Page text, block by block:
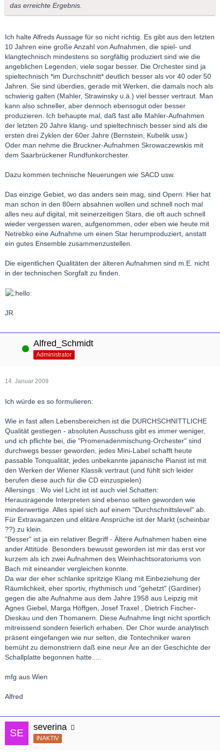
das erreichte Ergebnis.
Ich halte Alfreds Aussage für so nicht richtig. Es gibt aus den letzten
10 Jahren eine große Anzahl von Aufnahmen, die spiel- und
klangtechnisch mindestens so sorgfältig produziert sind wie die
angeblichen Legenden, viele sogar besser. Die Orchester sind ja
spieltechnisch *im Durchschnitt* deutlich besser als vor 40 oder 50
Jahren. Sie sind überdies, gerade mit Werken, die damals noch als
schwierig galten (Mahler, Strawinsky u.ä.) viel besser vertraut. Man
kann also schneller, aber dennoch ebensogut oder besser
produzieren. Ich behaupte mal, daß fast alle Mahler-Aufnahmen
der letzten 20 Jahre klang- und spieltechnisch besser sind als die
ersten drei Zyklen der 60er Jahre (Bernstein, Kubelik usw.)
Oder man nehme die Bruckner-Aufnahmen Skrowaczewskis mit
dem Saarbrückener Rundfunkorchester.
Dazu kommen technische Neuerungen wie SACD usw.
Das einzige Gebiet, wo das anders sein mag, sind Opern. Hier hat
man schon in den 80ern absahnen wollen und schnell noch mal
alles neu auf digital, mit seinerzeitigen Stars, die oft auch schnell
wieder vergessen waren, aufgenommen, oder eben wie heute mit
Netrebko eine Aufnahme um einen Star herumproduziert, anstatt
ein gutes Ensemble zusammenzustellen.
Die eigentlichen Qualitäten der älteren Aufnahmen sind m.E. nicht
in der technischen Sorgfalt zu finden.
JR
Online Alfred_Schmidt
Administrator
14. Januar 2009
Ich würde es so formulieren:
Wie in fast allen Lebensbereichen ist die DURCHSCHNITTLICHE
Qualität gestiegen - absoluten Ausschuss gibt es immer weniger,
und ich pflichte bei, die "Promenadenmischung-Orchester" sind
durchwegs besser geworden, jedes Mini-Label schafft heute
passable Tonqualität, jedes unbekannte japanische Pianist ist mit
den Werken der Wiener Klassik vertraut (und fühlt sich leider
berufen diese auch für die CD einzuspielen)
Allersings : Wo viel Licht ist ist auch viel Schatten:
Herausragende Interpreten sind ebenso selten geworden wie
minderwertige. Alles spiel sich auf einem "Durchschnittslevel" ab.
Für Extravaganzen und elitäre Ansprüche ist der Markt (scheinbar
??) zu klein.
"Besser" ist ja ein relativer Begriff - Ältere Aufnahmen haben eine
ander Attitüde. Besonders bewusst geworden ist mir das erst vor
kurzem als ich zwei Aufnahmen des Weinhachtsoratoriums von
Bach mit eineander vergleichen konnte.
Da war der eher schlanke spritzige Klang mit Einbeziehung der
Räumlichkeit, eher sportiv, rhythmisch und "gehetzt" (Gardiner)
gegen die alte Aufnahme aus dem Jahre 1958 aus Leipzig mit
Agnes Giebel, Marga Höffgen, Josef Traxel , Dietrich Fischer-
Dieskau und den Thomanern. Diese Aufnahme lingt nicht sportlich
mitreissend sondern feierlich erhaben. Der Chor wurde analytisch
präsent eingefangen wie nur selten, die Tontechniker waren
bemüht zu demonstriern daß eine neur Äre an der Geschichte der
Schallplatte begonnen hatte.....
mfg aus Wien
Alfred
severina
INAKTIV